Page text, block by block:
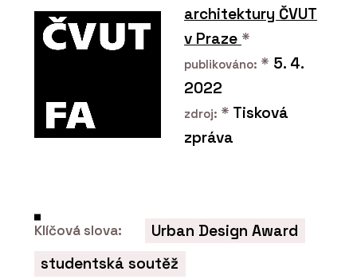
Návrh a realizace interiéru
architektury ČVUT
v Praze *
publikováno: * 5. 4.
2022
zdroj: * Tisková
zpráva
Klíčová slova:
Urban Design Award
studentská soutěž